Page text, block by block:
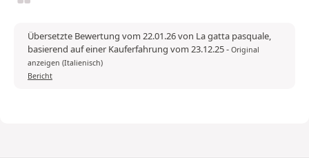
Übersetzte Bewertung vom 22.01.26 von La gatta pasquale,
basierend auf einer Kauferfahrung vom 23.12.25- Original
anzeigen (Italienisch)
Bericht